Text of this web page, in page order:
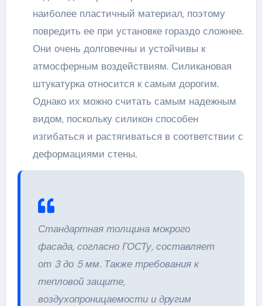
наиболее пластичный материал, поэтому
повредить ее при установке гораздо сложнее.
Они очень долговечны и устойчивы к
атмосферным воздействиям. Силикановая
штукатурка относится к самым дорогим.
Однако их можно считать самым надежным
видом, поскольку силикон способен
изгибаться и растягиваться в соответствии с
деформациями стены.
Стандартная толщина мокрого
фасада, согласно ГОСТу, составляет
от 3 до 5 мм. Также требования к
тепловой защите,
воздухопроницаемости и другим